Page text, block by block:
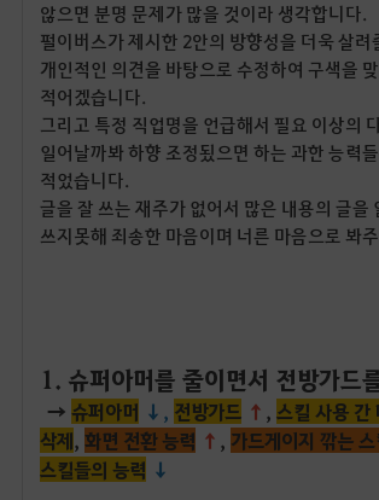
않으면 분명 문제가 많을 것이라 생각합니다.
펄이버스가 제시한 2안의 방향성을 더욱 살려
개인적인 의견을 바탕으로 수정하여 구색을
적어겠습니다.
그리고 특정 직업명을 언급해서 필요 이상의
일어날까봐 하향 조정됬으면 하는 과한 능력
적었습니다.
글을 잘 쓰는 재주가 없어서 많은 내용의 글을
쓰지못해 죄송한 마음이며 너른 마음으로 봐
1. 슈퍼아머를 줄이면서 전방가드
→ 슈퍼아머 ↓, 전방가드 ↑ , 스킬 사용 간
삭제, 화면 전환 능력 ↑ , 가드게이지 깎는 스
스킬들의 능력 ↓